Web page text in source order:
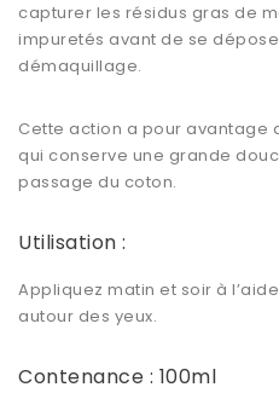
capturer les résidus gras de
impuretés avant de se
démaquillage.
Cette action a pour avantage
qui conserve une grande
passage du coton.
Utilisation :
Appliquez matin et soir à
autour des yeux.
Contenance : 100ml